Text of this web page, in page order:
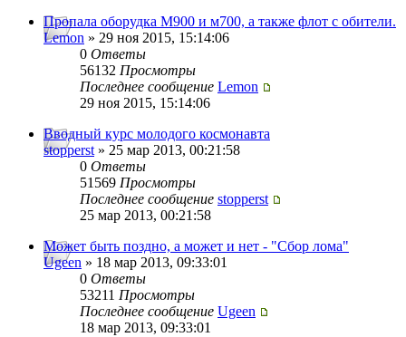
Пропала оборудка М900 и м700, а также флот с обители.
Lemon » 29 ноя 2015, 15:14:06
0 Ответы
56132 Просмотры
Последнее сообщение Lemon
29 ноя 2015, 15:14:06
Вводный курс молодого космонавта
stopperst » 25 мар 2013, 00:21:58
0 Ответы
51569 Просмотры
Последнее сообщение stopperst
25 мар 2013, 00:21:58
Может быть поздно, а может и нет - "Сбор лома"
Ugeen » 18 мар 2013, 09:33:01
0 Ответы
53211 Просмотры
Последнее сообщение Ugeen
18 мар 2013, 09:33:01